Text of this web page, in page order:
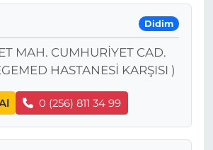
Didim
MAH. CUMHURİYET CAD.
HASTANESİ KARŞISI )
0 (256) 811 34 99